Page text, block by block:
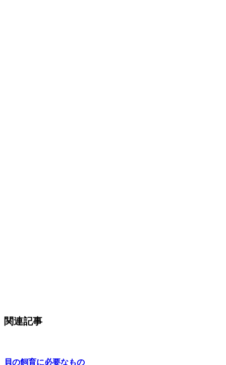
関連記事
貝の飼育に必要なもの